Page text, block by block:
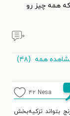
همه چیز رو
۰
همه (۴۸)
Nesa ۴۲
بتواند تزکیه‌بخش